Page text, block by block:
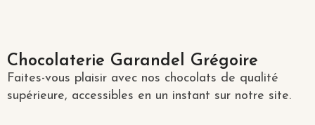
Chocolaterie Garandel Grégoire
Faites-vous plaisir avec nos chocolats de qualité
supérieure, accessibles en un instant sur notre site.